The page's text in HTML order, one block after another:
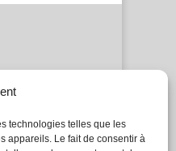
technologies telles que les
appareils. Le fait de consentir à